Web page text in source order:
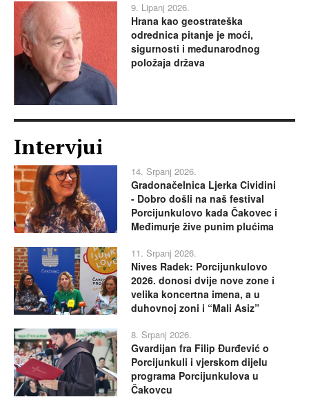
9. Lipanj 2026.
Hrana kao geostrateška
odrednica pitanje je moći,
sigurnosti i međunarodnog
položaja država
Intervjui
14. Srpanj 2026.
Gradonačelnica Ljerka Cividini
- Dobro došli na naš festival
Porcijunkulovo kada Čakovec i
Međimurje žive punim plućima
11. Srpanj 2026.
Nives Radek: Porcijunkulovo
2026. donosi dvije nove zone i
velika koncertna imena, a u
duhovnoj zoni i “Mali Asiz”
8. Srpanj 2026.
Gvardijan fra Filip Đurđević o
Porcijunkuli i vjerskom dijelu
programa Porcijunkulova u
Čakovcu